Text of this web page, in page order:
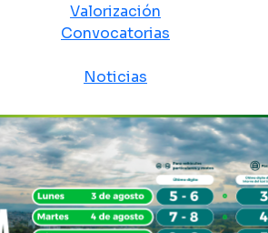
Valorización
Convocatorias
Noticias